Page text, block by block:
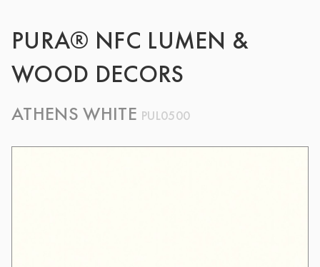
PURA® NFC LUMEN &
WOOD DECORS
ATHENS WHITE PUL0500